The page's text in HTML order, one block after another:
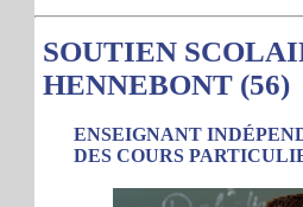
SOUTIEN
HENNEBONT (56)
ENSEIGNANT
DES COURS